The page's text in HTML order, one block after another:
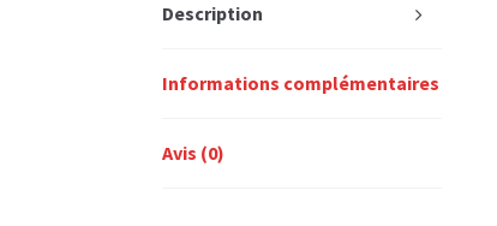
Description
Informations complémentaires
Avis (0)